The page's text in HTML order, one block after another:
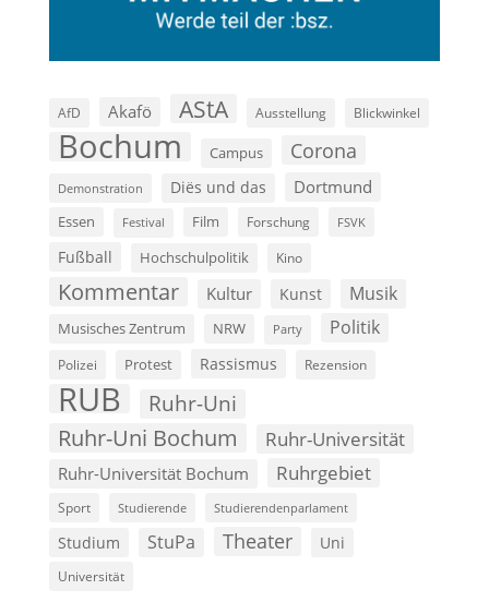
AfD Akafö AStA Ausstellung Blickwinkel
Bochum Campus Corona
Demonstration Diës und das Dortmund
Essen Festival Film Forschung FSVK
Fußball Hochschulpolitik Kino
Kommentar Kultur Kunst Musik
Musisches Zentrum NRW Party Politik
Polizei Protest Rassismus Rezension
RUB Ruhr-Uni
Ruhr-Uni Bochum Ruhr-Universität
Ruhr-Universität Bochum Ruhrgebiet
Sport Studierende Studierendenparlament
Studium StuPa Theater Uni
Universität